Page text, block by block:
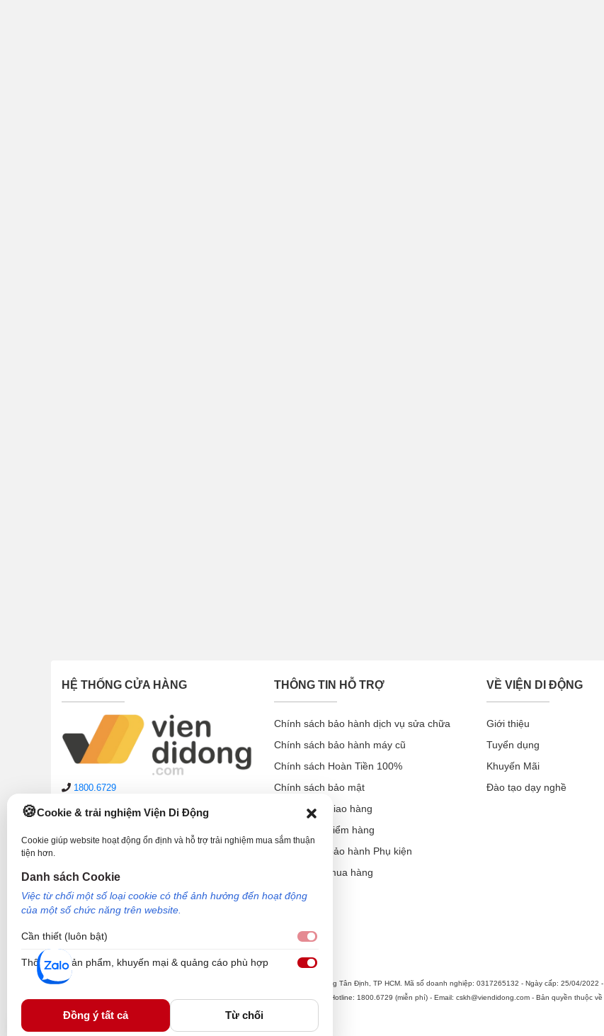
Cookie & trải nghiệm Viện Di Động
Cookie giúp website hoạt động ổn định và hỗ trợ trải nghiệm mua sắm thuận
tiện hơn.
Danh sách Cookie
Việc từ chối một số loại cookie có thể ảnh hưởng đến hoạt động
của một số chức năng trên website.
Cần thiết (luôn bật)
Thông tin sản phẩm, khuyến mại & quảng cáo phù hợp
Đồng ý tất cả Từ chối
HỆ THỐNG CỬA HÀNG
1800.6729
08:00 – 21:00hàng ngày
(cả Chủ nhật & ngày lễ)
Phản ánh dịch vụ:
THÔNG TIN HỖ TRỢ
Chính sách bảo hành dịch vụ sửa chữa
Chính sách bảo hành máy cũ
Chính sách Hoàn Tiền 100%
Chính sách bảo mật
Chính sách giao hàng
Chính sách kiểm hàng
Chính sách bảo hành Phụ kiện
Hướng dẫn mua hàng
VỀ VIỆN DI ĐỘNG
Giới thiệu
Tuyển dụng
Khuyến Mãi
Đào tạo dạy nghề
Công Ty TNHH Công Nghệ và Đầu Tư Viện Di Động - 73 Trần Quang Khải, Phường Tân Định, TP HCM. Mã số doanh nghiệp: 0317265132 - Ngày cấp: 25/04/2022 -
Nơi cấp: Sở kế hoạch và đầu tư TP Hồ Chí Minh. Giám đốc: Nguyễn Ngọc Ngân. Hotline: 1800.6729 (miễn phí) - Email: cskh@viendidong.com - Bản quyền thuộc về
Viện Di Động.